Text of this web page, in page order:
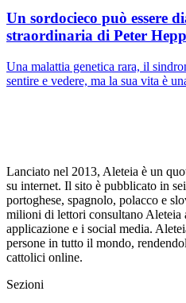
Un sordocieco può essere
straordinaria di Peter Hepp
Una malattia genetica rara, il
sentire e vedere, ma la sua vita è
Lanciato nel 2013, Aleteia è un
su internet. Il sito è pubblicato in
portoghese, spagnolo, polacco e
milioni di lettori consultano Aleteia
applicazione e i social media.
persone in tutto il mondo,
cattolici online.
Sezioni